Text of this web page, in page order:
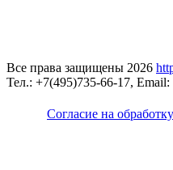
Все права защищены 2026
Тел.: +7(495)735-66-17, Email:
Согласие на